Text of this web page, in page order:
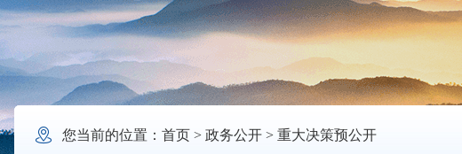
 您当前的位置： 首页> 政务公开> 重大决策预公开